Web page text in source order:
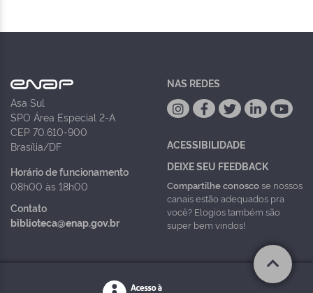
Asa Sul
SPO Área Especial 2-A
CEP 70.610-900
Brasília/DF
Horário de funcionamento
08h00 às 18h00
Contato
biblioteca@enap.gov.br
NAS REDES
ACESSIBILIDADE
DEIXE SEU FEEDBACK
Compartilhe conoscose nossos
canais estão adequados pra
você? Elogios também são
super bem vindos!